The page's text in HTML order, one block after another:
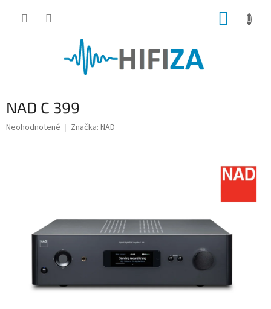
NAD C 399
Priemerné
Neohodnotené Značka: NAD